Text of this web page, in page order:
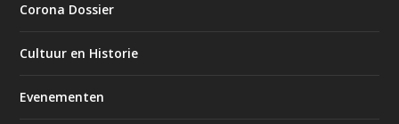
Corona Dossier
Cultuur en Historie
Evenementen